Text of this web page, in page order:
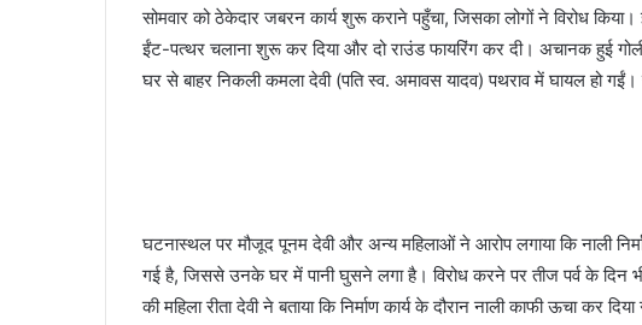
सोमवार को ठेकेदार जबरन कार्य शुरू कराने पहुँचा, जिसका लोगों ने विरोध
ईंट-पत्थर चलाना शुरू कर दिया और दो राउंड फायरिंग कर दी। अचानक हुई
घर से बाहर निकली कमला देवी (पति स्व. अमावस यादव) पथराव में घायल हो
घटनास्थल पर मौजूद पूनम देवी और अन्य महिलाओं ने आरोप लगाया कि नाली
गई है, जिससे उनके घर में पानी घुसने लगा है। विरोध करने पर तीज पर्व के दिन
की महिला रीता देवी ने बताया कि निर्माण कार्य के दौरान नाली काफी ऊचा कर